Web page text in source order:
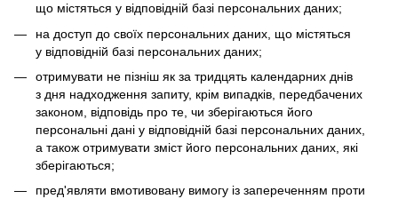
що містяться у відповідній базі персональних даних;
на доступ до своїх персональних даних, що містяться
у відповідній базі персональних даних;
отримувати не пізніш як за тридцять календарних днів
з дня надходження запиту, крім випадків, передбачених
законом, відповідь про те, чи зберігаються його
персональні дані у відповідній базі персональних даних,
а також отримувати зміст його персональних даних, які
зберігаються;
пред'являти вмотивовану вимогу із запереченням проти